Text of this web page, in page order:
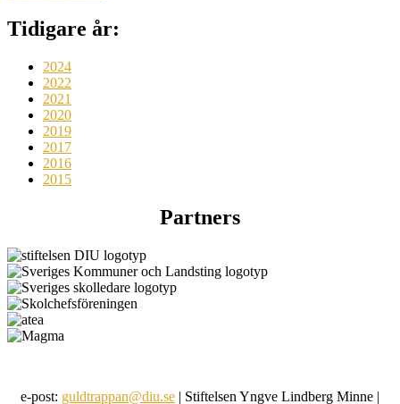
Tidigare år:
2024
2022
2021
2020
2019
2017
2016
2015
Partners
e-post: guldtrappan@diu.se | Stiftelsen Yngve Lindberg Minne |